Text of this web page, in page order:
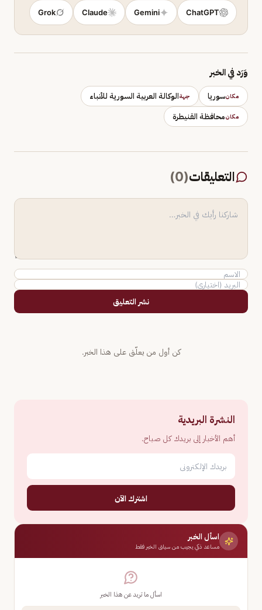
ChatGPT
Gemini
Claude
Grok
وَرَد في الخبر
مكانسوريا جهةالوكالة العربية السورية للأنباء
مكانمحافظة القنيطرة
التعليقات(
0
)
نشر التعليق
كن أول من يعلّق على هذا الخبر.
النشرة البريدية
أهم الأخبار إلى بريدك كل صباح.
اشترك الآن
اسأل الخبر
مساعد ذكي يجيب من سياق الخبر فقط
اسأل ما تريد عن هذا الخبر